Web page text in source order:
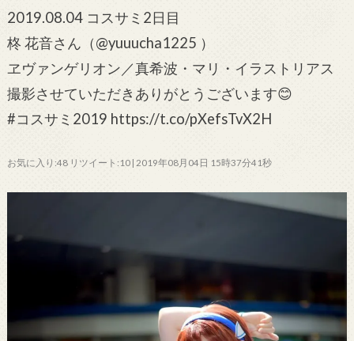
2019.08.04 コスサミ2日目
柊 花音さん（@yuuucha1225 ）
ヱヴァンゲリオン／真希波・マリ・イラストリアス
撮影させていただきありがとうございます😊
#コスサミ2019 https://t.co/pXefsTvX2H
お気に入り:48 リツイート:10 | 2019年08月04日 15時37分41秒